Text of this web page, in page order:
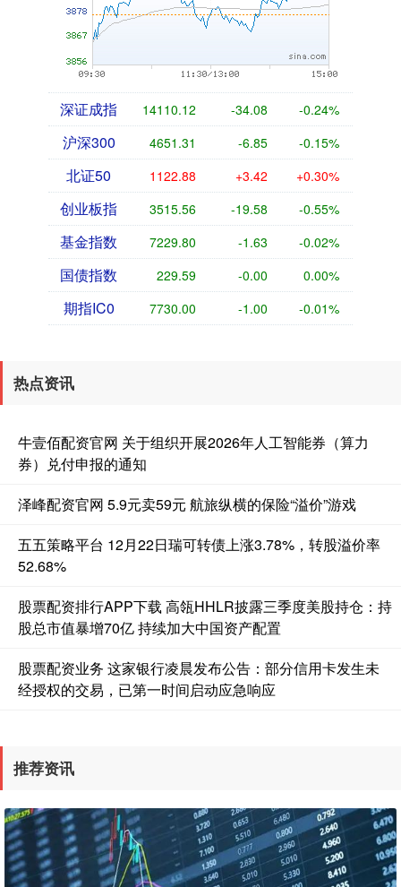
深证成指 14110.12 -34.08 -0.24%
沪深300 4651.31 -6.85 -0.15%
北证50 1122.88 +3.42 +0.30%
创业板指 3515.56 -19.58 -0.55%
基金指数 7229.80 -1.63 -0.02%
国债指数 229.59 -0.00 0.00%
期指IC0 7730.00 -1.00 -0.01%
热点资讯
牛壹佰配资官网 关于组织开展2026年人工智能券（算力
券）兑付申报的通知
泽峰配资官网 5.9元卖59元 航旅纵横的保险“溢价”游戏
五五策略平台 12月22日瑞可转债上涨3.78%，转股溢价率
52.68%
股票配资排行APP下载 高瓴HHLR披露三季度美股持仓：持
股总市值暴增70亿 持续加大中国资产配置
股票配资业务 这家银行凌晨发布公告：部分信用卡发生未
经授权的交易，已第一时间启动应急响应
推荐资讯